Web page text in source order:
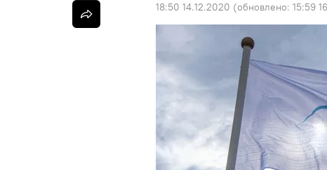
18:50 14.12.2020 (обновлено: 15:59